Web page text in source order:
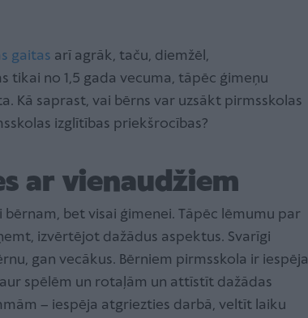
gaitas arī agrāk, taču, diemžēl,
tikai no 1,5 gada vecuma, tāpēc ģimeņu
Kā saprast, vai bērns var uzsākt pirmsskolas
izglītības priekšrocības?
ar vienaudžiem
bērnam, bet visai ģimenei. Tāpēc lēmumu par
izvērtējot dažādus aspektus. Svarīgi
gan vecākus. Bērniem pirmsskola ir iespēja
spēlēm un rotaļām un attīstīt dažādas
– iespēja atgriezties darbā, veltīt laiku